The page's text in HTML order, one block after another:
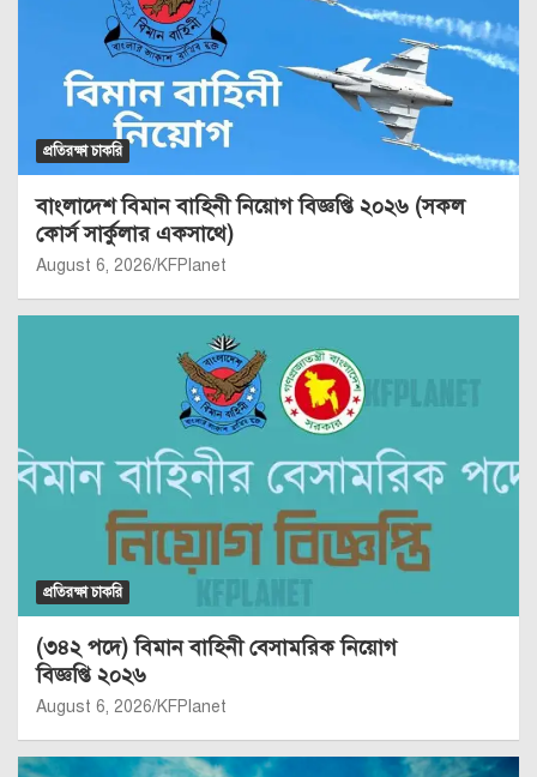
প্রতিরক্ষা চাকরি
বাংলাদেশ বিমান বাহিনী নিয়োগ বিজ্ঞপ্তি ২০২৬ (সকল
কোর্স সার্কুলার একসাথে)
August 6, 2026 KFPlanet
প্রতিরক্ষা চাকরি
(৩৪২ পদে) বিমান বাহিনী বেসামরিক নিয়োগ
বিজ্ঞপ্তি ২০২৬
August 6, 2026 KFPlanet